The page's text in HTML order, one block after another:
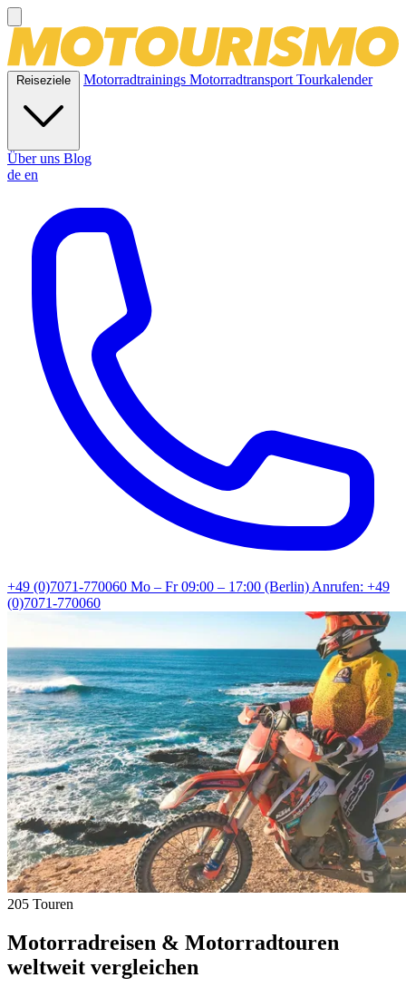
Reiseziele Motorradtrainings MotorradtransportTourkalender
Über uns Blog
de en
+49 (0)7071-770060 Mo – Fr 09:00 – 17:00 (Berlin)Anrufen: +49
(0)7071-770060
205 Touren
Motorradreisen & Motorradtouren
weltweit vergleichen